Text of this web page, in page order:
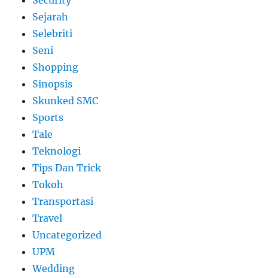
Sejarah
Selebriti
Seni
Shopping
Sinopsis
Skunked SMC
Sports
Tale
Teknologi
Tips Dan Trick
Tokoh
Transportasi
Travel
Uncategorized
UPM
Wedding